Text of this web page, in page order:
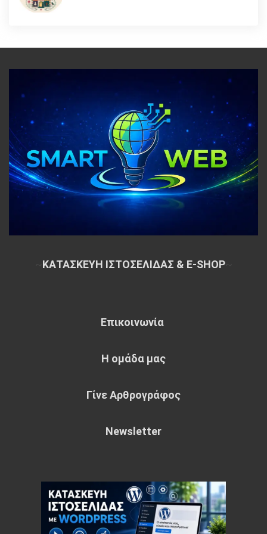
ΚΑΤΑΣΚΕΥΗ ΙΣΤΟΣΕΛΙΔΑΣ & E-SHOP~
Επικοινωνία
Η ομάδα μας
Γίνε Αρθρογράφος
Newsletter